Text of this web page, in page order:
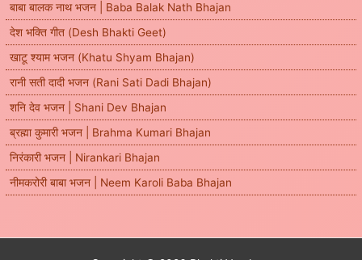
बाबा बालक नाथ भजन | Baba Balak Nath Bhajan
देश भक्ति गीत (Desh Bhakti Geet)
खाटू श्याम भजन (Khatu Shyam Bhajan)
रानी सती दादी भजन (Rani Sati Dadi Bhajan)
शनि देव भजन | Shani Dev Bhajan
ब्रह्मा कुमारी भजन | Brahma Kumari Bhajan
निरंकारी भजन | Nirankari Bhajan
नीमकरोरी बाबा भजन | Neem Karoli Baba Bhajan